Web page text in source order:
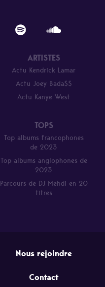
ARTISTES
Actu Kendrick Lamar
Actu Joey Bada$$
Actu Kanye West
TOPS
Top albums francophones
de 2023
Top albums anglophones de
2023
Parcours de DJ Mehdi en 20
titres
Nous rejoindre
Contact